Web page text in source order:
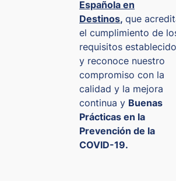
0.04938
Española en
Destinos, que
el cumplimiento de
requisitos
y reconoce nuestro
compromiso con la
calidad y la mejora
continua y Buenas
Prácticas en la
Prevención de la
COVID-19.